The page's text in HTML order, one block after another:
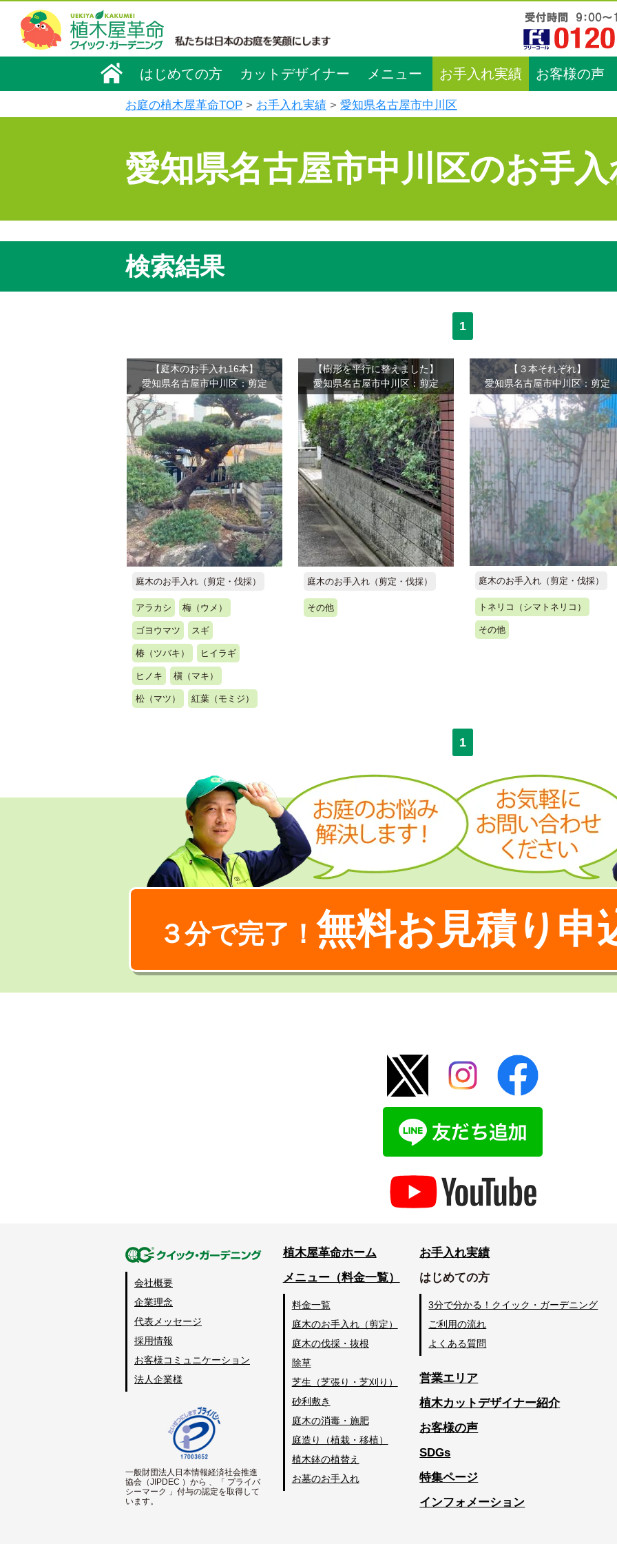
はじめての方 カットデザイナー メニュー お手入れ実績 お客様の声
お庭の植木屋革命TOP お手入れ実績 愛知県名古屋市中川区
愛知県名古屋市中川区のお手
検索結果
1
【庭木のお手入れ16本】
愛知県名古屋市中川区：剪定
庭木のお手入れ（剪定・伐採）
アラカシ 梅（ウメ）
ゴヨウマツ スギ
椿（ツバキ） ヒイラギ
ヒノキ 槇（マキ）
松（マツ） 紅葉（モミジ）
【樹形を平行に整えました】
愛知県名古屋市中川区：剪定
庭木のお手入れ（剪定・伐採）
その他
【３本それぞれ】
愛知県名古屋市中川区：剪定
庭木のお手入れ（剪定・伐採）
トネリコ（シマトネリコ）
その他
1
３分で完了！ 無料お見積り申
会社概要
企業理念
代表メッセージ
採用情報
お客様コミュニケーション
法人企業様
一般財団法人日本情報経済社会推進
協会（JIPDEC ）から 、「 プライバ
シーマーク 」付与の認定を取得して
います。
植木屋革命ホーム
メニュー（料金一覧）
料金一覧
庭木のお手入れ（剪定）
庭木の伐採・抜根
除草
芝生（芝張り・芝刈り）
砂利敷き
庭木の消毒・施肥
庭造り（植栽・移植）
植木鉢の植替え
お墓のお手入れ
お手入れ実績
はじめての方
3分で分かる！クイック・ガーデニング
ご利用の流れ
よくある質問
営業エリア
植木カットデザイナー紹介
お客様の声
SDGs
特集ページ
インフォメーション